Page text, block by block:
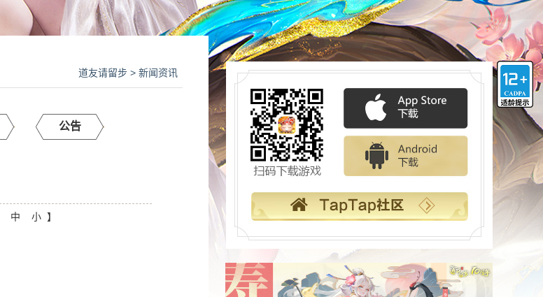
道友请留步 > 新闻资讯
公告
中 小 】